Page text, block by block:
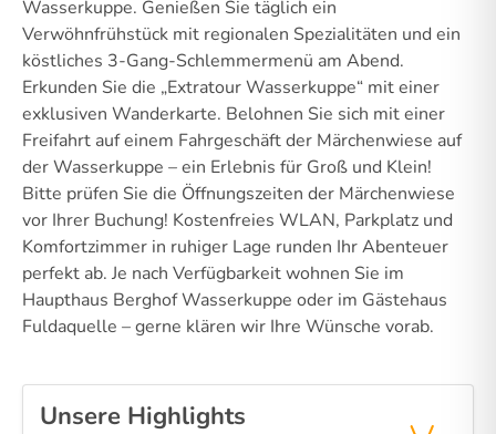
Wasserkuppe. Genießen Sie täglich ein
Verwöhnfrühstück mit regionalen Spezialitäten und ein
köstliches 3-Gang-Schlemmermenü am Abend.
Erkunden Sie die „Extratour Wasserkuppe“ mit einer
exklusiven Wanderkarte. Belohnen Sie sich mit einer
Freifahrt auf einem Fahrgeschäft der Märchenwiese auf
der Wasserkuppe – ein Erlebnis für Groß und Klein!
Bitte prüfen Sie die Öffnungszeiten der Märchenwiese
vor Ihrer Buchung! Kostenfreies WLAN, Parkplatz und
Komfortzimmer in ruhiger Lage runden Ihr Abenteuer
perfekt ab. Je nach Verfügbarkeit wohnen Sie im
Haupthaus Berghof Wasserkuppe oder im Gästehaus
Fuldaquelle – gerne klären wir Ihre Wünsche vorab.
Unsere Highlights